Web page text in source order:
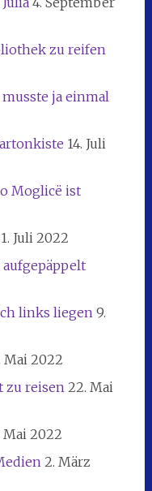
zu reifen
ja einmal
14. Juli
Moglicë ist
1. Juli 2022
links liegen 9.
Mai 2022
zu reisen 22. Mai
Mai 2022
2. März